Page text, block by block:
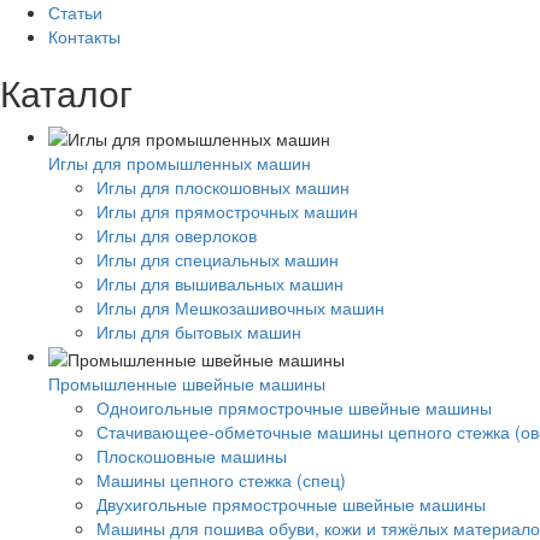
Статьи
Контакты
Каталог
Иглы для промышленных машин
Иглы для плоскошовных машин
Иглы для прямострочных машин
Иглы для оверлоков
Иглы для специальных машин
Иглы для вышивальных машин
Иглы для Мешкозашивочных машин
Иглы для бытовых машин
Промышленные швейные машины
Одноигольные прямострочные швейные машины
Стачивающее-обметочные машины цепного стежка
Плоскошовные машины
Машины цепного стежка (спец)
Двухигольные прямострочные швейные машины
Машины для пошива обуви, кожи и тяжёлых